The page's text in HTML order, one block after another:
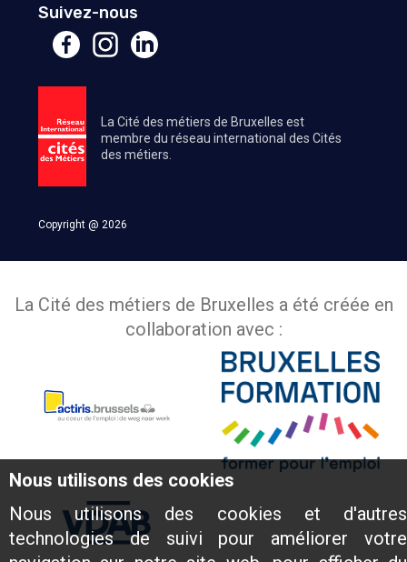
Nous utilisons des cookies
Nous utilisons des cookies et d'autres
technologies de suivi pour améliorer votre
Suivez-nous
La Cité des métiers de Bruxelles est
membre du réseau international des Cités
des métiers.
Copyright @ 2026
La Cité des métiers de Bruxelles a été créée en
collaboration avec :